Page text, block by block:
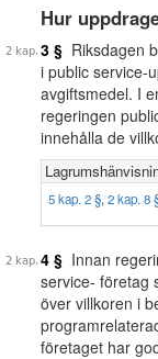
Hur
3 § Riksdagen
i public service-
avgiftsmedel. I
regeringen
innehålla de
5 kap. 2 §, 2 kap. 8
4 § Innan
service- företag
över villkoren i
företaget har